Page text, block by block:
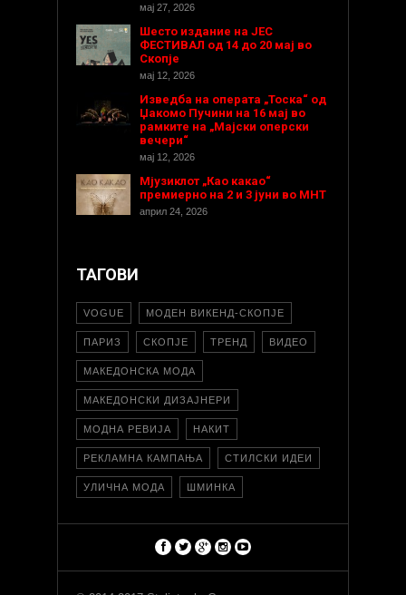
мај 27, 2026
Шесто издание на ЈЕС
ФЕСТИВАЛ од 14 до 20 мај во
Скопје
мај 12, 2026
Изведба на операта „Тоска“ од
Џакомо Пучини на 16 мај во
рамките на „Мајски оперски
вечери“
мај 12, 2026
Мјузиклот „Као какао“
премиерно на 2 и 3 јуни во МНТ
април 24, 2026
ТАГОВИ
VOGUE МОДЕН ВИКЕНД-СКОПЈЕ
ПАРИЗ СКОПЈЕ ТРЕНД ВИДЕО
МАКЕДОНСКА МОДА
МАКЕДОНСКИ ДИЗАЈНЕРИ
МОДНА РЕВИЈА НАКИТ
РЕКЛАМНА КАМПАЊА СТИЛСКИ ИДЕИ
УЛИЧНА МОДА ШМИНКА